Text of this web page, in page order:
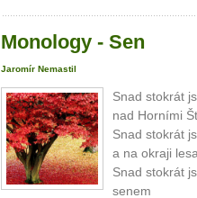
Monology - Sen
Jaromír Nemastil
Snad stokrát
nad Horními
Snad stokrát
a na okraji
Snad stokrát
senem